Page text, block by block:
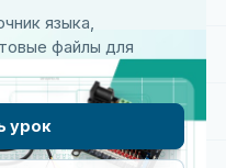
языка,
файлы для
урок